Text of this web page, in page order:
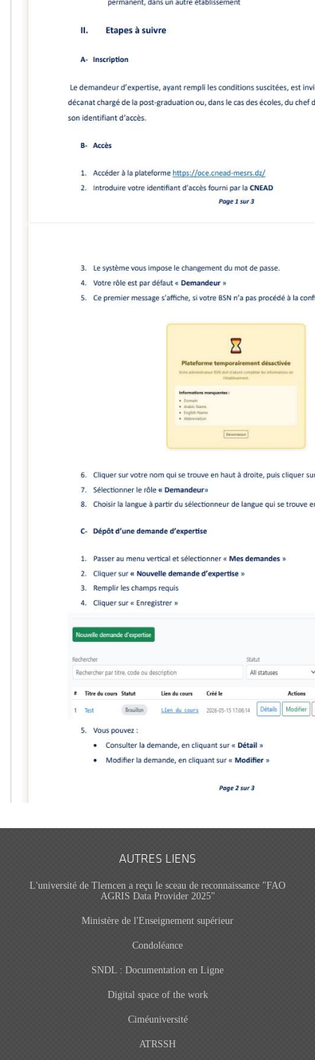
AUTRES LIENS
L'université de Tlemcen a reçu le sceau de reconnaissance "FAO
AGRIS Data Provider 2025"
Ministère de l'Enseignement supérieur
Condoléance
SNDL : Documentation en Ligne
Digital space of the work
Ciméuniversité
ATRSSH